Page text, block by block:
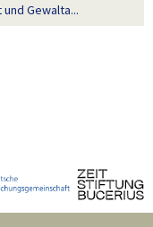
Gewalta...